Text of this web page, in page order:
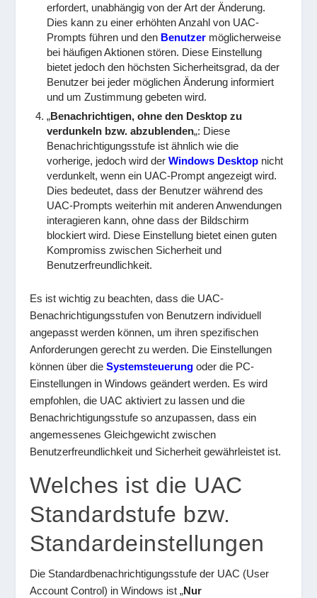
erfordert, unabhängig von der Art der Änderung.
Dies kann zu einer erhöhten Anzahl von UAC-
Prompts führen und den Benutzer möglicherweise
bei häufigen Aktionen stören. Diese Einstellung
bietet jedoch den höchsten Sicherheitsgrad, da der
Benutzer bei jeder möglichen Änderung informiert
und um Zustimmung gebeten wird.
„Benachrichtigen, ohne den Desktop zu
verdunkeln bzw. abzublenden„: Diese
Benachrichtigungsstufe ist ähnlich wie die
vorherige, jedoch wird derWindows Desktop nicht
verdunkelt, wenn ein UAC-Prompt angezeigt wird.
Dies bedeutet, dass der Benutzer während des
UAC-Prompts weiterhin mit anderen Anwendungen
interagieren kann, ohne dass der Bildschirm
blockiert wird. Diese Einstellung bietet einen guten
Kompromiss zwischen Sicherheit und
Benutzerfreundlichkeit.
Es ist wichtig zu beachten, dass die UAC-
Benachrichtigungsstufen von Benutzern individuell
angepasst werden können, um ihren spezifischen
Anforderungen gerecht zu werden. Die Einstellungen
können über dieSystemsteuerung oder die PC-
Einstellungen in Windows geändert werden. Es wird
empfohlen, die UAC aktiviert zu lassen und die
Benachrichtigungsstufe so anzupassen, dass ein
angemessenes Gleichgewicht zwischen
Benutzerfreundlichkeit und Sicherheit gewährleistet ist.
Welches ist die UAC
Standardstufe bzw.
Standardeinstellungen
Die Standardbenachrichtigungsstufe der UAC (User
Account Control) in Windows ist „Nur